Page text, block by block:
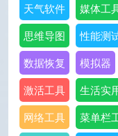
天气软件
媒体工
思维导图
性能测
数据恢复
模拟器
激活工具
生活实
网络工具
菜单栏